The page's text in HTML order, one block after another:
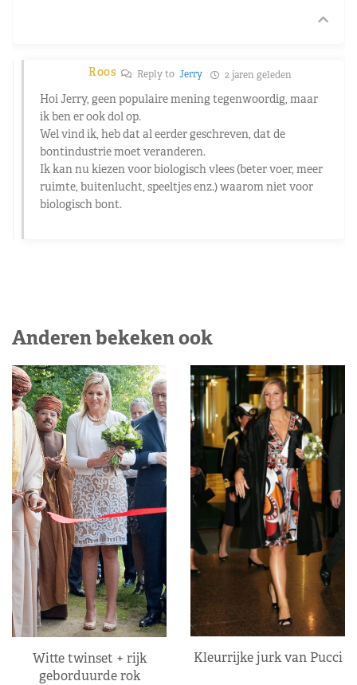
Roos Reply to Jerry 2 jaren geleden
Hoi Jerry, geen populaire mening tegenwoordig, maar
ik ben er ook dol op.
Wel vind ik, heb dat al eerder geschreven, dat de
bontindustrie moet veranderen.
Ik kan nu kiezen voor biologisch vlees (beter voer, meer
ruimte, buitenlucht, speeltjes enz.) waarom niet voor
biologisch bont.
Anderen bekeken ook
Witte twinset + rijk
geborduurde rok
Kleurrijke jurk van Pucci